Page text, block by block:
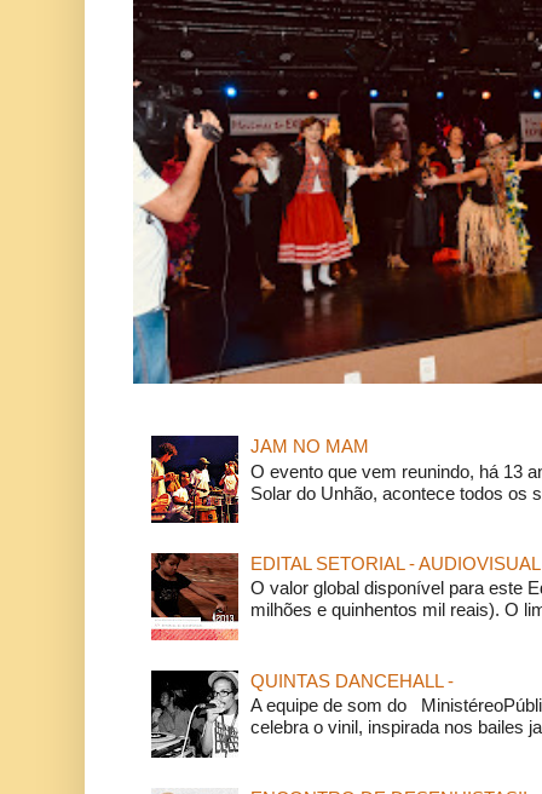
JAM NO MAM
O evento que vem reunindo, há 13
Solar do Unhão, acontece todos os
EDITAL SETORIAL - AUDIOVISUAL
O valor global disponível para este
milhões e quinhentos mil reais). O
QUINTAS DANCEHALL -
A equipe de som do
celebra o vinil, inspirada nos bailes